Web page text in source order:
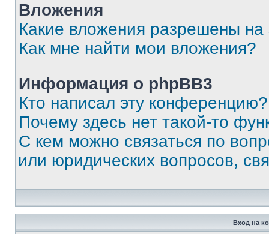
Вложения
Какие вложения разрешены
Как мне найти мои вложения?
Информация о phpBB3
Кто написал эту конференцию?
Почему здесь нет такой-то
С кем можно связаться по
или юридических вопросов,
Вход на